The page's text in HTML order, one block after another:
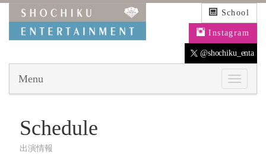
School
Instagram
@shochiku_enta
Menu
Schedule
出演情報